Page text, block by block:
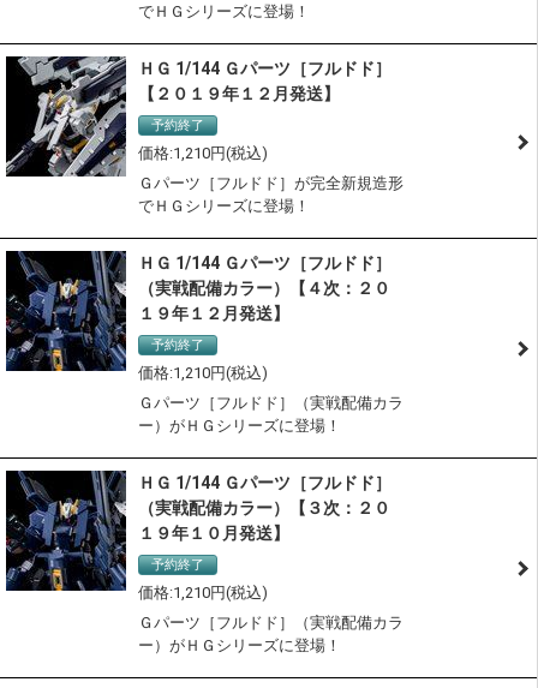
でＨＧシリーズに登場！
ＨＧ 1/144 Ｇパーツ［フルドド］
【２０１９年１２月発送】
予約終了
1,210
Ｇパーツ［フルドド］が完全新規造形
でＨＧシリーズに登場！
ＨＧ 1/144 Ｇパーツ［フルドド］
（実戦配備カラー）【４次：２０
１９年１２月発送】
予約終了
1,210
Ｇパーツ［フルドド］（実戦配備カラ
ー）がＨＧシリーズに登場！
ＨＧ 1/144 Ｇパーツ［フルドド］
（実戦配備カラー）【３次：２０
１９年１０月発送】
予約終了
1,210
Ｇパーツ［フルドド］（実戦配備カラ
ー）がＨＧシリーズに登場！